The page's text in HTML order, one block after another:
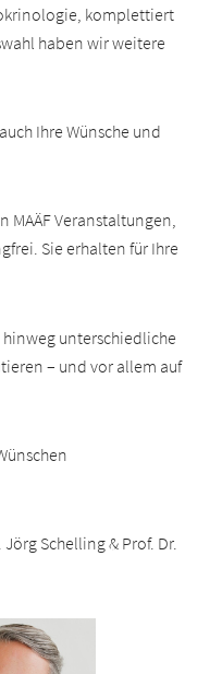
komplettiert
haben wir weitere
Ihre Wünsche und
MAÄF Veranstaltungen,
Sie erhalten für Ihre
hinweg unterschiedliche
– und vor allem auf
Schelling & Prof. Dr.